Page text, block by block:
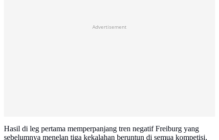
Advertisement
Hasil di leg pertama memperpanjang tren negatif Freiburg yang
sebelumnya menelan tiga kekalahan beruntun di semua kompetisi,